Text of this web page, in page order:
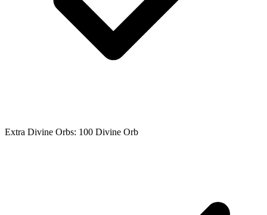
Extra Divine Orbs: 100 Divine Orb